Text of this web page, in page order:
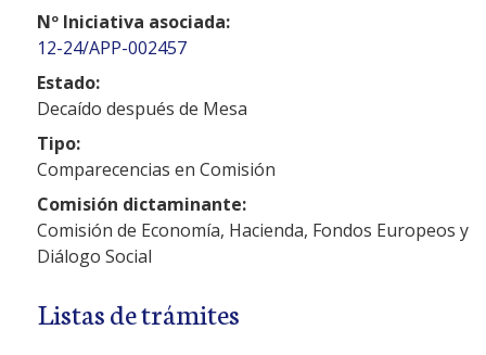
Nº Iniciativa asociada:
12-24/APP-002457
Estado:
Decaído después de Mesa
Tipo:
Comparecencias en Comisión
Comisión dictaminante:
Comisión de Economía, Hacienda, Fondos Europeos y
Diálogo Social
Listas de trámites